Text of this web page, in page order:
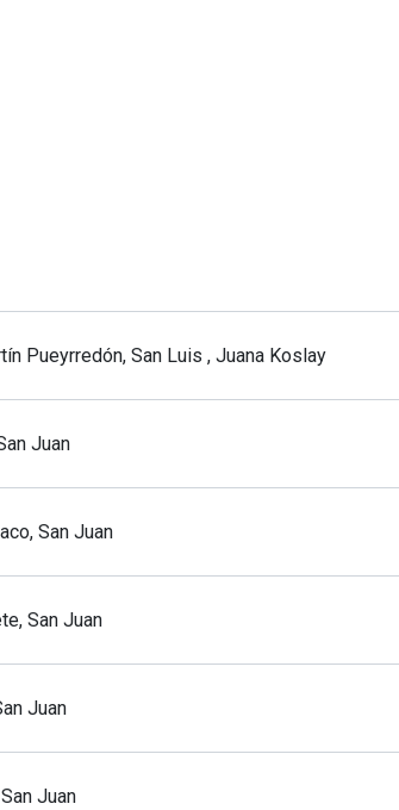
Pueyrredón, San Luis , Juana Koslay
Juan
San Juan
San Juan
Juan
Juan